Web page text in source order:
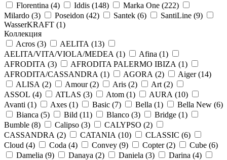
Florentina (4) Iddis (148) Marka One (222)
Milardo (3) Poseidon (42) Santek (6) SantiLine (9)
WasserKRAFT (1)
Коллекция
Acros (3) AELITA (13)
AELITA/VITA/VIOLA/MEDEA (1) Afina (1)
AFRODITA (3) AFRODITA PALERMO IBIZA (1)
AFRODITA/CASSANDRA (1) AGORA (2) Aiger (14)
ALISA (2) Amour (2) Aris (2) Art (2)
ASSOL (4) ATLAS (3) Atom (1) AURA (10)
Avanti (1) Axes (1) Basic (7) Bella (1) Bella New (6)
Bianca (5) Bild (11) Blanco (3) Bridge (1)
Bumble (8) Calipso (3) CALYPSO (2)
CASSANDRA (2) CATANIA (10) CLASSIC (6)
Cloud (4) Coda (4) Convey (9) Copter (2) Cube (6)
Damelia (9) Danaya (2) Daniela (3) Darina (4)